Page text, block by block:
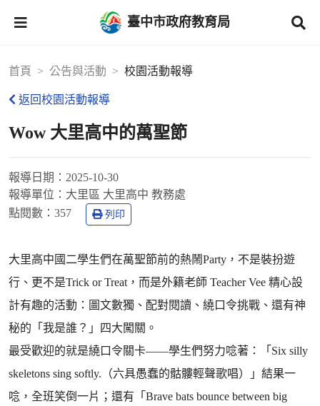
臺中市政府教育局
首頁 公告與活動 校園活動報導
返回校園活動報導
Wow 大里高中的萬聖節
報導日期： 2025-10-30
報導單位： 大里區 大里高中 教務處
點閱數： 357 列印
大里高中國二學生們在萬聖節前的熱鬧Party，不是裝扮遊
行、更不是Trick or Treat，而是外籍老師 Teacher Vee 精心設
計有趣的活動：圖文數獨、配對閱讀、繞口令挑戰、還有神
秘的「我是誰？」四大闖關。
最受歡迎的就是繞口令關卡——學生們努力唸著：「Six silly
skeletons sing softly.（六具愚蠢的骷髏輕聲歌唱）」結果一
唸，全班笑倒一片；還有「Brave bats bounce between big